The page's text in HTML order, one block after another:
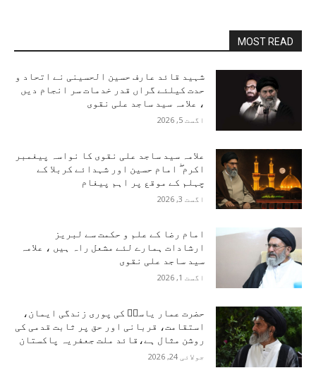
MOST READ
شہید قائد عارف حسین الحسینی نے اتحاد و
حدت کیلئے گراں قدر خدمات سر انجام دیں
، علامہ سید ساجد علی نقوی
اگست 5, 2026
علامہ سید ساجد علی نقوی کا نواسہ پیغمبر
اکرم ۖ امام حسین اور شہدائے کربلا کے
چہلم کے موقع پر اہم پیغام
اگست 3, 2026
امام رضا کے علم و حکمت سے لبریز
ارشادات ہمارے لئے مشعل راہ ہیں ، علامہ
سید ساجد علی نقوی
اگست 1, 2026
حضرت عمار یاسرؑ کی پوری زندگی ایمان،
استقامت، قربانی اور حق پر ثابت قدمی کی
روشن مثال ہے،قائد ملت جعفریہ پاکستان
جولائی 24, 2026